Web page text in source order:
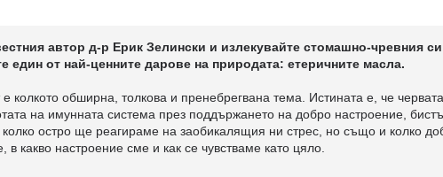
автор д-р Ерик Зелински и излекувайте стомашно-чревния
един от най-ценните дарове на природата: етеричните масла.
колкото обширна, толкова и пренебрегвана тема. Истината е, че
на имунната система през поддържането на добро настроение,
остро ще реагираме на заобикалящия ни стрес, но също и колко
какво настроение сме и как се чувстваме като цяло.